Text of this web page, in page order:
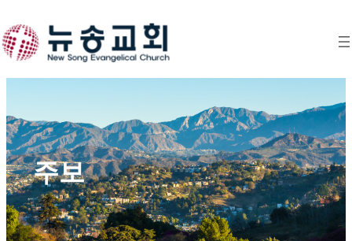
to
content
주보